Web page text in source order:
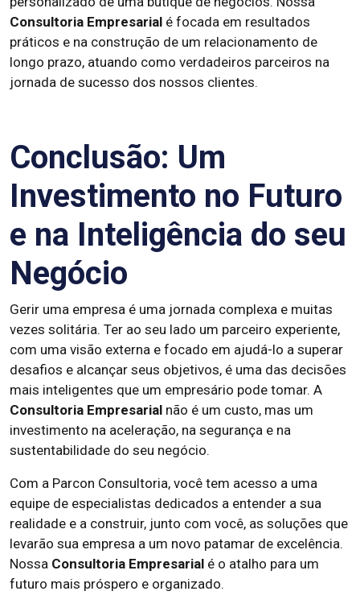
Consultoria Empresarial é focada em resultados
práticos e na construção de um relacionamento de
longo prazo, atuando como verdadeiros parceiros na
jornada de sucesso dos nossos clientes.
Conclusão: Um
Investimento no Futuro
e na Inteligência do seu
Negócio
Gerir uma empresa é uma jornada complexa e muitas
vezes solitária. Ter ao seu lado um parceiro experiente,
com uma visão externa e focado em ajudá-lo a superar
desafios e alcançar seus objetivos, é uma das decisões
mais inteligentes que um empresário pode tomar. A
Consultoria Empresarial não é um custo, mas um
investimento na aceleração, na segurança e na
sustentabilidade do seu negócio.
Com a Parcon Consultoria, você tem acesso a uma
equipe de especialistas dedicados a entender a sua
realidade e a construir, junto com você, as soluções que
levarão sua empresa a um novo patamar de excelência.
Nossa Consultoria Empresarial é o atalho para um
futuro mais próspero e organizado.